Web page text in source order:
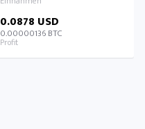
0.0878 USD
0.00000136 BTC